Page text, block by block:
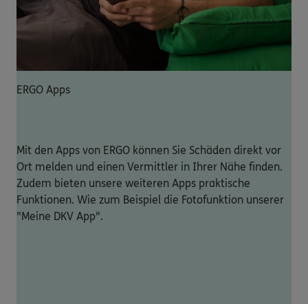
ERGO Apps
Mit den Apps von ERGO können Sie Schäden direkt vor
Ort melden und einen Vermittler in Ihrer Nähe finden.
Zudem bieten unsere weiteren Apps praktische
Funktionen. Wie zum Beispiel die Fotofunktion unserer
"Meine DKV App".